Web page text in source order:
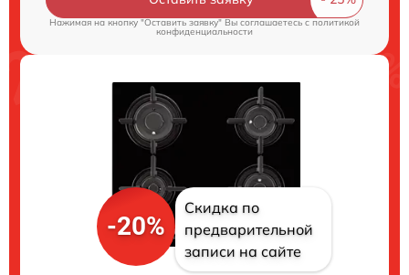
Нажимая на кнопку "Оставить заявку" Вы соглашаетесь cполитикой
конфиденциальности
-20%
Скидка по
предварительной
записи на сайте